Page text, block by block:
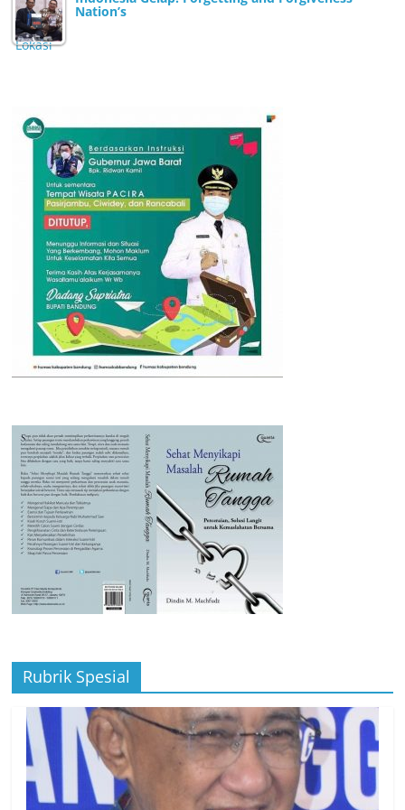
Nation’s
Rubrik Spesial